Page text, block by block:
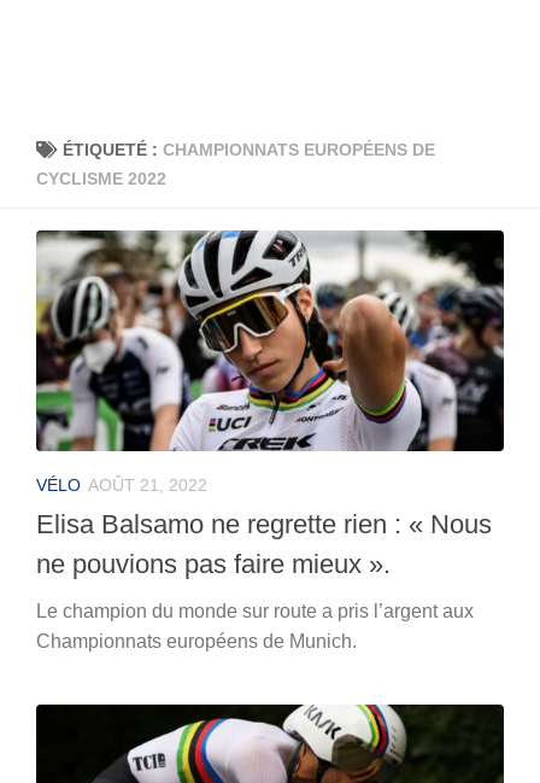
ÉTIQUETÉ : CHAMPIONNATS EUROPÉENS DE
CYCLISME 2022
VÉLO AOÛT 21, 2022
Elisa Balsamo ne regrette rien : « Nous
ne pouvions pas faire mieux ».
Le champion du monde sur route a pris l’argent aux
Championnats européens de Munich.